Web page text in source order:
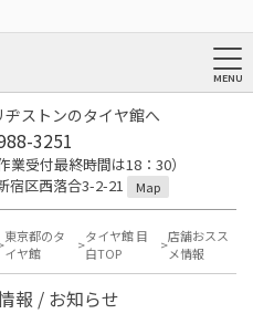
ストンのタイヤ館へ
3251
受付最終時間は18：30）
宿区西落合3-2-21
Map
東京都のタ
イヤ館
タイヤ館 目
白TOP
店舗おスス
メ情報
報 / お知らせ